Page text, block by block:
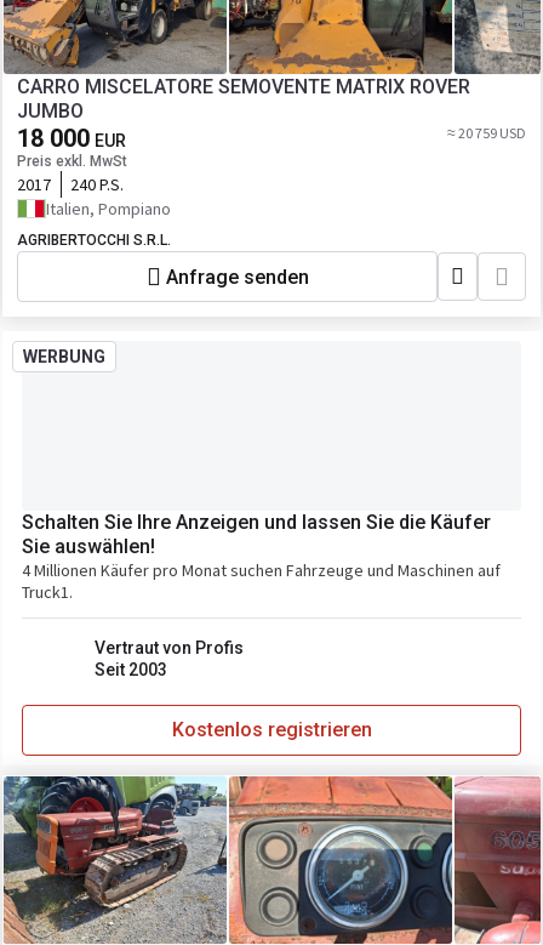
CARRO MISCELATORE SEMOVENTE MATRIX ROVER
JUMBO
18 000 EUR
Preis exkl. MwSt
≈ 20 759 USD
2017
240 P.S.
Italien, Pompiano
AGRIBERTOCCHI S.R.L.
Anfrage senden
WERBUNG
Schalten Sie Ihre Anzeigen und lassen Sie die Käufer
Sie auswählen!
4 Millionen Käufer pro Monat suchen Fahrzeuge und Maschinen auf
Truck1.
Vertraut von Profis
Seit 2003
Kostenlos registrieren